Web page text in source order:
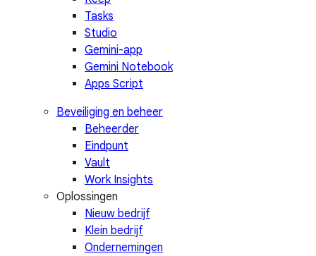
Tasks
Studio
Gemini-app
Gemini Notebook
Apps Script
Beveiliging en beheer
Beheerder
Eindpunt
Vault
Work Insights
Oplossingen
Nieuw bedrijf
Klein bedrijf
Ondernemingen